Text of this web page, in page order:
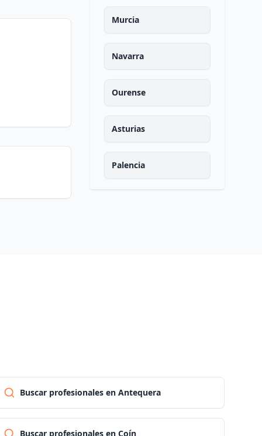
Murcia
Navarra
Ourense
Asturias
Palencia
Sevilla
Buscar profesionales en Antequera
Buscar profesionales en Coín